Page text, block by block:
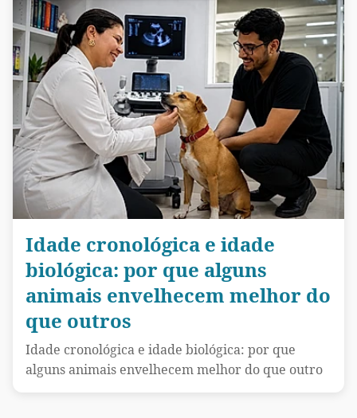
Idade cronológica e idade
biológica: por que alguns
animais envelhecem melhor do
que outros
Idade cronológica e idade biológica: por que
alguns animais envelhecem melhor do que outro